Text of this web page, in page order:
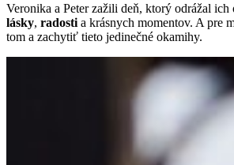
Veronika a Peter zažili deň, ktorý odrážal ich
lásky, radosti a krásnych momentov. A pre
tom a zachytiť tieto jedinečné okamihy.